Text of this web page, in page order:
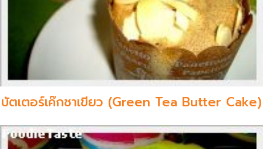
บัตเตอร์เค๊กชาเขียว (Green Tea Butter Cake)